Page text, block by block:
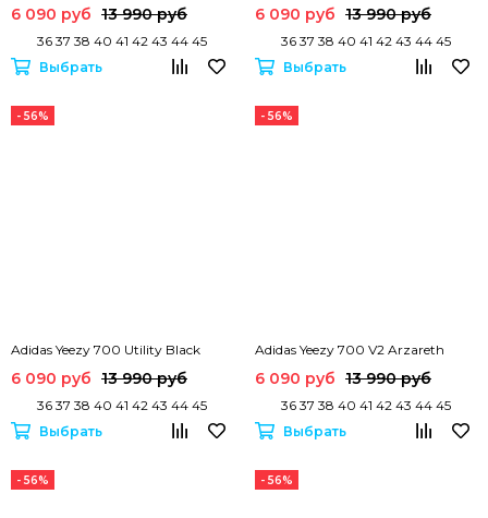
6 090 руб 13 990 руб
36 37 38 40 41 42 43 44 45
Выбрать
6 090 руб 13 990 руб
36 37 38 40 41 42 43 44 45
Выбрать
- 56%
Adidas Yeezy 700 Utility Black
6 090 руб 13 990 руб
36 37 38 40 41 42 43 44 45
Выбрать
- 56%
Adidas Yeezy 700 V2 Arzareth
6 090 руб 13 990 руб
36 37 38 40 41 42 43 44 45
Выбрать
- 56% - 56%